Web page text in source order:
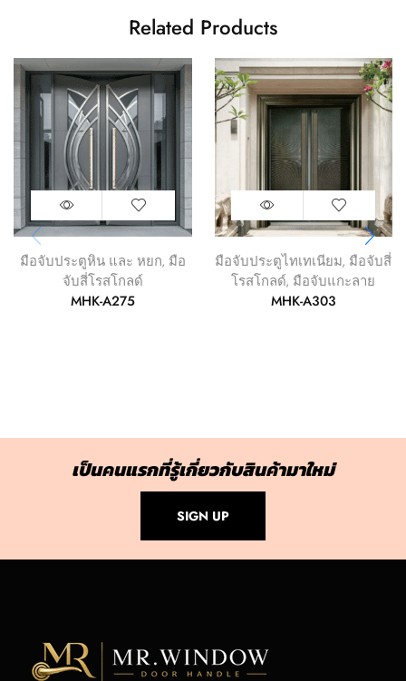
Related Products
มือจับประตูหิน และ หยก, มือ
จับสี่โรสโกลด์
MHK-A275
มือจับประตูไทเทเนียม, มือจับสี่
โรสโกลด์, มือจับแกะลาย
MHK-A303
เป็นคนแรกที่รู้เกี่ยวกับสินค้ามาใหม่
SIGN UP